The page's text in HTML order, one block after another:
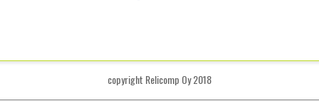
copyright Relicomp Oy 2018